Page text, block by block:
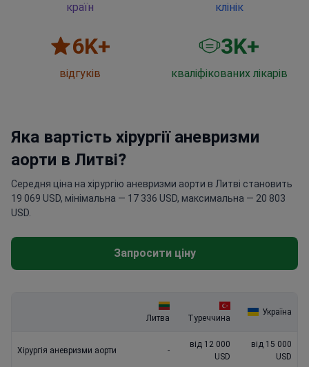
країн клінік
6K+
відгуків
3K+
кваліфікованих лікарів
Яка вартість хірургії аневризми
аорти в Литві?
Середня ціна на хірургію аневризми аорти в Литві становить
19 069 USD, мінімальна — 17 336 USD, максимальна — 20 803
USD.
Запросити ціну
Литва Туреччина
Україна
Хірургія аневризми аорти -
від 12 000
USD
від 15 000
USD